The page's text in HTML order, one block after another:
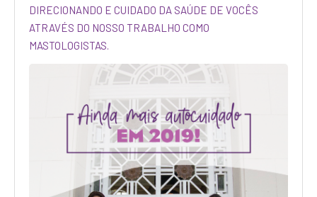
DIRECIONANDO E CUIDADO DA SAÚDE DE VOCÊS
ATRAVÉS DO NOSSO TRABALHO COMO
MASTOLOGISTAS.